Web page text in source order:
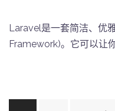
Laravel是一套简洁、优
Framework)。它可以让